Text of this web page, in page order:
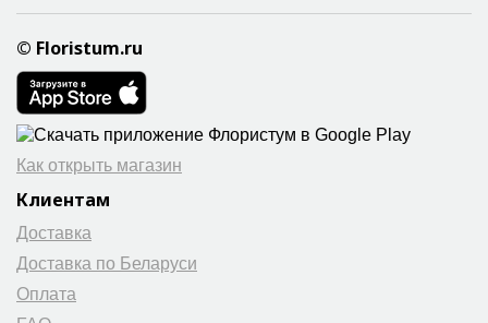
© Floristum.ru
Как открыть магазин
Клиентам
Доставка
Доставка по Беларуси
Оплата